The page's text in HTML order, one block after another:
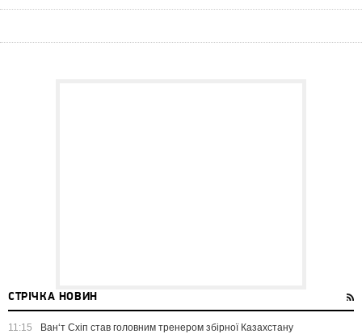
СТРІЧКА НОВИН
11:15 Ван‘т Схіп став головним тренером збірної Казахстану